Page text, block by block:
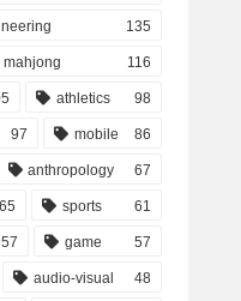
135
mahjong 116
athletics 98
97 mobile 86
anthropology 67
65 sports 61
57 game 57
audio-visual 48